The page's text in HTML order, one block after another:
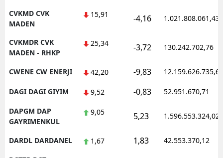
CVKMD CVK
MADEN
15,91 -4,16 1.021.808.061,43
CVKMDR CVK
MADEN - RHKP
25,34 -3,72 130.242.702,76
CWENE CW ENERJI 42,20 -9,83 12.159.626.735,62
DAGI DAGI GIYIM 9,52 -0,83 52.951.670,71
DAPGM DAP
GAYRIMENKUL
9,05 5,23 1.596.553.324,02
DARDL DARDANEL 1,67 1,83 42.553.370,12